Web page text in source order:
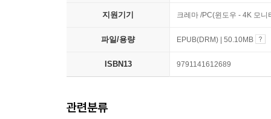
지원기기 크레마 /PC(윈도우 - 4K 모
파일/용량 EPUB(DRM) | 50.10MB
ISBN13 9791141612689
관련분류